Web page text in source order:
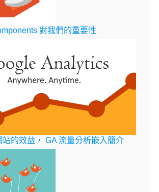
對我們的重要性
站的效益， GA 流量分析嵌入簡介